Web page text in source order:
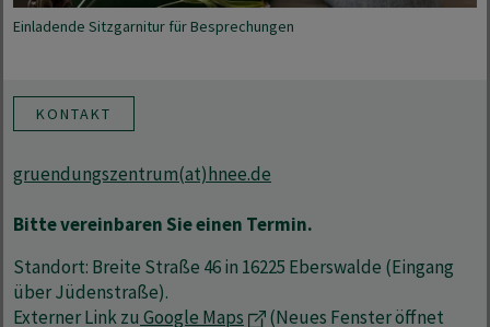
Einladende Sitzgarnitur für Besprechungen
KONTAKT
gruendungszentrum(at)hnee.de
Bitte vereinbaren Sie einen Termin.
Standort: Breite Straße 46 in 16225 Eberswalde (Eingang
über Jüdenstraße).
Externer Link zu Google Maps
(Neues Fenster öffnet